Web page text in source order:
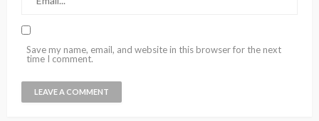
Save my name, email, and website in this browser for the next
time I comment.